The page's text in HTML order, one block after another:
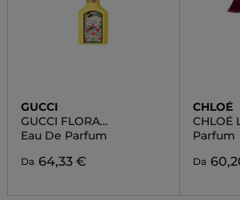
GUCCI
GUCCI FLORA
GORGEOUS ORCHID
Eau De Parfum
Da 64,33 €
CHLOÉ
CHLOÉ
Parfum
Da